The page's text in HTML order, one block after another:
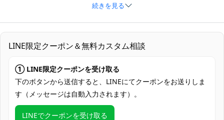
S、M、L、XL、XXL
素材
コスプレ専用生地
セット内容
トップス、スカート、スカーフ、靴下
発送予定
加工に7～15営業日、配送に5～7営業日
（※土日祝除く）、合計で12～22営業日程
度でお届け
クレジットカード（VISA、Master、JCB、
続きを見る
LINE限定クーポン＆無料カスタム相談
① LINE限定クーポンを受け取る
下のボタンから送信すると、LINEにてクーポンをお送りしま
す（メッセージは自動入力されます）。
LINEでクーポンを受け取る